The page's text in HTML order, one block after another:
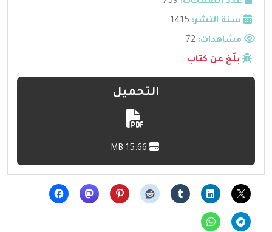
عدد الصفحات: 759
سنة النشر: 1415
مشاهدات:
بلّغ عن كتاب
التحميل